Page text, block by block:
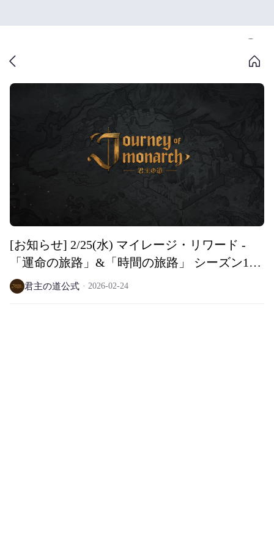
[お知らせ] 2/25(水) マイレージ・リワード -
「運命の旅路」&「時間の旅路」 シーズン16
のご案内
君主の道公式 2026-02-24